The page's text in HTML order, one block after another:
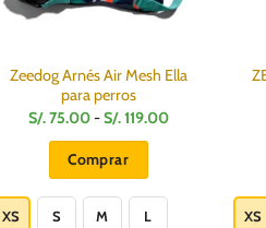
Zeedog Arnés Air Mesh Ella
para perros
S/.75.00-S/.119.00Rango
Comprar
producto
XS S M L XS